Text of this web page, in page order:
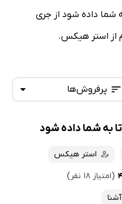
داده شود از جری
از استر هیکس.
پرفروش‌ها
تازه‌ها
داغ‌ترین‌ها
پرفروش‌ها
پربحث‌ها
به شما داده شود
استر هیکس
(امتیاز ۱۸ نفر)